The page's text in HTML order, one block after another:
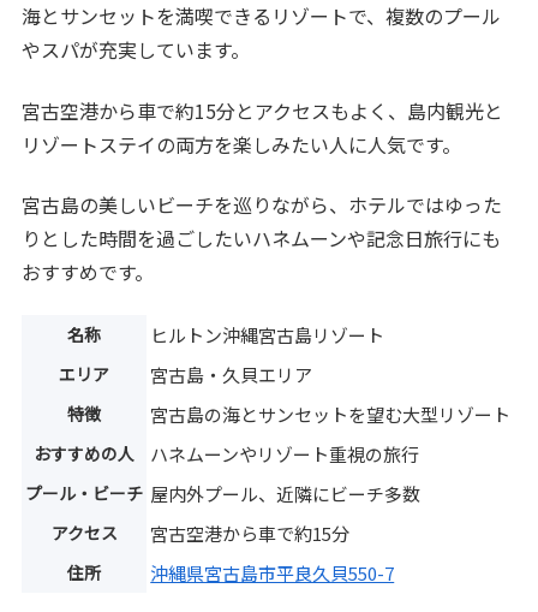
海とサンセットを満喫できるリゾートで、複数のプール
やスパが充実しています。
宮古空港から車で約15分とアクセスもよく、島内観光と
リゾートステイの両方を楽しみたい人に人気です。
宮古島の美しいビーチを巡りながら、ホテルではゆった
りとした時間を過ごしたいハネムーンや記念日旅行にも
おすすめです。
名称 ヒルトン沖縄宮古島リゾート
エリア 宮古島・久貝エリア
特徴 宮古島の海とサンセットを望む大型リゾート
おすすめの人 ハネムーンやリゾート重視の旅行
プール・ビーチ 屋内外プール、近隣にビーチ多数
アクセス 宮古空港から車で約15分
住所 沖縄県宮古島市平良久貝550-7